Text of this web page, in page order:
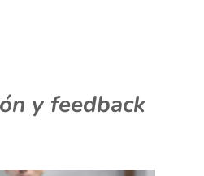
y feedback